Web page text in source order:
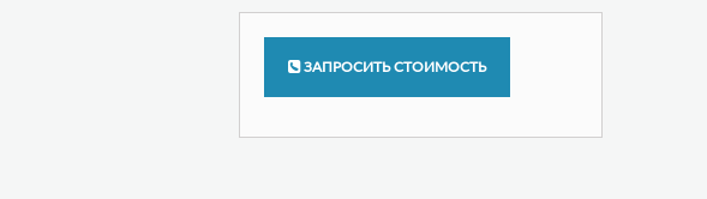
ЗАПРОСИТЬ СТОИМОСТЬ